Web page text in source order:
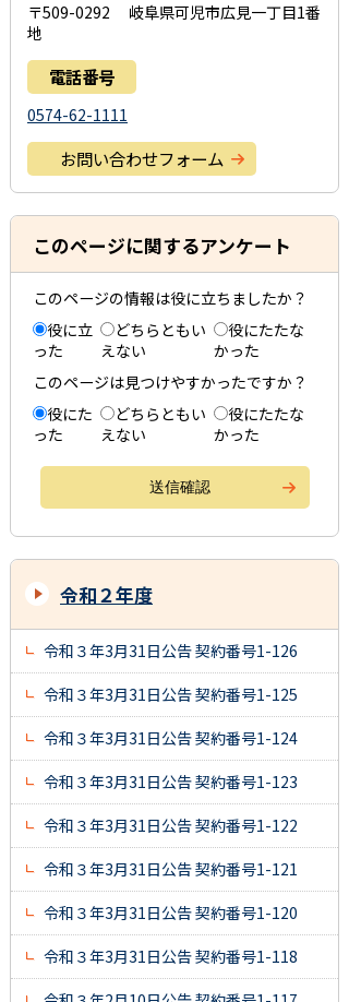
〒509-0292 岐阜県可児市広見一丁目1番
地
電話番号
0574-62-1111
お問い合わせフォーム
このページに関するアンケート
このページの情報は役に立ちましたか？
役に立
った
どちらともい
えない
役にたたな
かった
このページは見つけやすかったですか？
役にた
った
どちらともい
えない
役にたたな
かった
令和２年度
令和３年3月31日公告 契約番号1-126
令和３年3月31日公告 契約番号1-125
令和３年3月31日公告 契約番号1-124
令和３年3月31日公告 契約番号1-123
令和３年3月31日公告 契約番号1-122
令和３年3月31日公告 契約番号1-121
令和３年3月31日公告 契約番号1-120
令和３年3月31日公告 契約番号1-118